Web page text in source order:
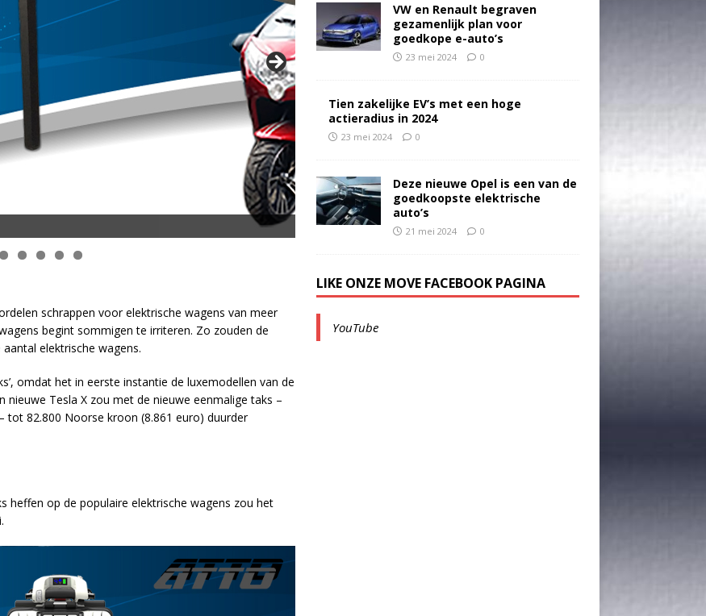
en 50 km Actieradius
schrappen voor elektrische wagens van meer
begint sommigen te irriteren. Zo zouden de
elektrische wagens.
omdat het in eerste instantie de luxemodellen van de
Tesla X zou met de nieuwe eenmalige taks –
tot 82.800 Noorse kroon (8.861 euro) duurder
heffen op de populaire elektrische wagens zou het
VW en Renault begraven
gezamenlijk plan voor
goedkope e-auto’s
23 mei 2024 0
Tien zakelijke EV’s met een hoge
actieradius in 2024
23 mei 2024 0
Deze nieuwe Opel is een van de
goedkoopste elektrische
auto’s
21 mei 2024 0
LIKE ONZE MOVE FACEBOOK PAGINA
YouTube